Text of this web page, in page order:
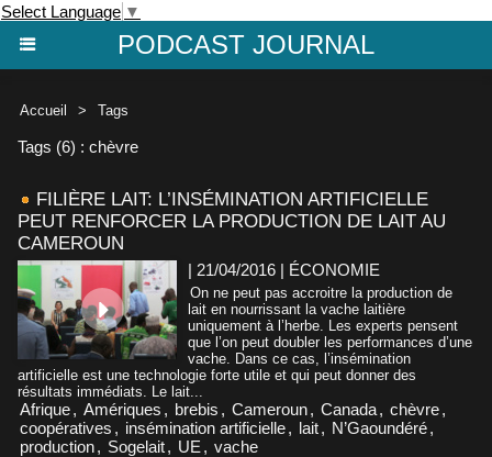
Select Language ▼
PODCAST JOURNAL
Accueil > Tags
Tags (6) : chèvre
FILIÈRE LAIT: L’INSÉMINATION ARTIFICIELLE
PEUT RENFORCER LA PRODUCTION DE LAIT AU
CAMEROUN
| 21/04/2016 | ÉCONOMIE
On ne peut pas accroitre la production de
lait en nourrissant la vache laitière
uniquement à l’herbe. Les experts pensent
que l’on peut doubler les performances d’une
vache. Dans ce cas, l’insémination
artificielle est une technologie forte utile et qui peut donner des
résultats immédiats. Le lait...
Afrique, Amériques , brebis , Cameroun, Canada, chèvre,
coopératives , insémination artificielle, lait, N’Gaoundéré,
production, Sogelait, UE , vache